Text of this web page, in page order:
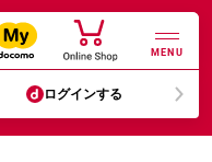
MENU
ログインする